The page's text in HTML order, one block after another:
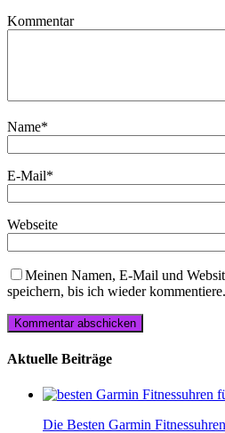
Kommentar
Name*
E-Mail*
Webseite
Meinen Namen, E-Mail und
speichern, bis ich wieder kommentiere.
Aktuelle Beiträge
Die Besten Garmin